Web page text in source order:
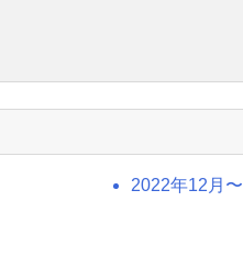
2022年12月〜